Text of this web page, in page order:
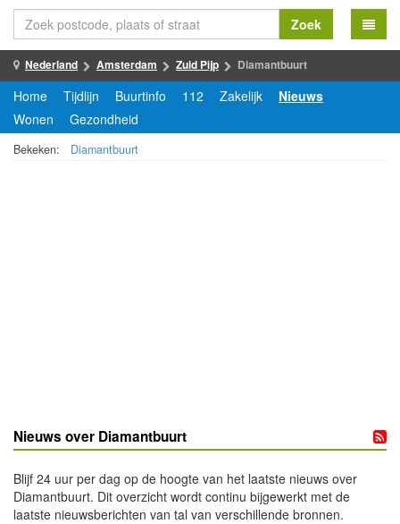
Zoek
Nederland Amsterdam Zuid Pijp Diamantbuurt
Home Tijdlijn Buurtinfo 112 Zakelijk
Nieuws
Wonen
Gezondheid
Bekeken: Diamantbuurt
Nieuws over Diamantbuurt
Blijf 24 uur per dag op de hoogte van het laatste nieuws over
Diamantbuurt. Dit overzicht wordt continu bijgewerkt met de
laatste nieuwsberichten van tal van verschillende bronnen.